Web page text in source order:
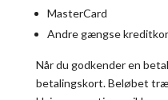
MasterCard
Andre gængse
Når du godkender en
betalingskort. Beløbet